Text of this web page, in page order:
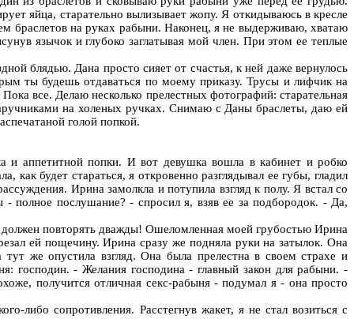
яйца, старательно вылизывает жопу. Я откидываюсь в кресле
браслетов на руках рабыни. Наконец, я не выдерживаю, хватаю
язычок и глубоко заглатывая мой член. При этом ее теплые
блядью. Дана просто сияет от счастья, к ней даже вернулось
ты будешь отдаваться по моему приказу. Трусы и лифчик на
все. Делаю несколько прелестных фотографий: старательная
на холеных ручках. Снимаю с Даны браслеты, даю ей
голой попкой.
и аппетитной попки. И вот девушка вошла в кабинет и робко
будет стараться, я откровенно разглядывал ее губы, гладил
Ирина замолкла и потупила взгляд к полу. Я встал со
полное послушание? - спросил я, взяв ее за подбородок. - Да,
повторять дважды! Ошеломленная моей грубостью Ирина
ей пощечину. Ирина сразу же подняла руки на затылок. Она
же опустила взгляд. Она была прелестна в своем страхе и
господин. - Желания господина - главный закон для рабыни. -
получится отличная секс-рабыня - подумал я - она просто
либо сопротивления. Расстегнув жакет, я не стал возиться с